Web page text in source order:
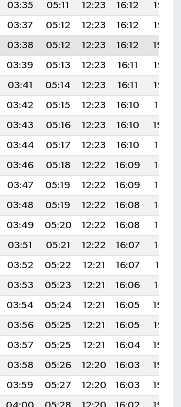
03:35 05:11 12:23 16:12
19:26
03:37 05:12 12:23 16:12
19:25
03:38 05:12 12:23 16:12
19:24
03:39 05:13 12:23 16:11
19:23
03:41 05:14 12:23 16:11
19:22
03:42 05:15 12:23 16:10
19:21
03:43 05:16 12:23 16:10
19:20
03:44 05:17 12:23 16:10
19:18
03:46 05:18 12:22 16:09
19:17
03:47 05:19 12:22 16:09
19:16
03:48 05:19 12:22 16:08
19:15
03:49 05:20 12:22 16:08
19:14
03:51 05:21 12:22 16:07
19:12
03:52 05:22 12:21 16:07
19:11
03:53 05:23 12:21 16:06
19:10
03:54 05:24 12:21 16:05
19:08
03:56 05:25 12:21 16:05
19:07
03:57 05:25 12:21 16:04
19:06
03:58 05:26 12:20 16:03
19:04
03:59 05:27 12:20 16:03
19:03